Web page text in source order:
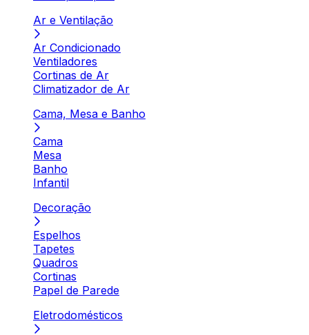
Ar e Ventilação
Ar Condicionado
Ventiladores
Cortinas de Ar
Climatizador de Ar
Cama, Mesa e Banho
Cama
Mesa
Banho
Infantil
Decoração
Espelhos
Tapetes
Quadros
Cortinas
Papel de Parede
Eletrodomésticos